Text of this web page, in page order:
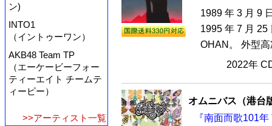
ン)
INTO1
（イントゥーワン）
AKB48 Team TP
（エーケービーフォー
ティーエイト チームテ
ィーピー）
>>アーティスト一覧
1989 年 3 月 9
1995 年 7 月 25
OHAN。 外型
2022年
オムニバス（港台
『南面而歌101